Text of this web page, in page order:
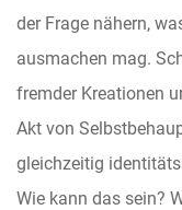
der Frage nähern,
ausmachen mag.
fremder Kreationen
Akt von
gleichzeitig
Wie kann das sein?